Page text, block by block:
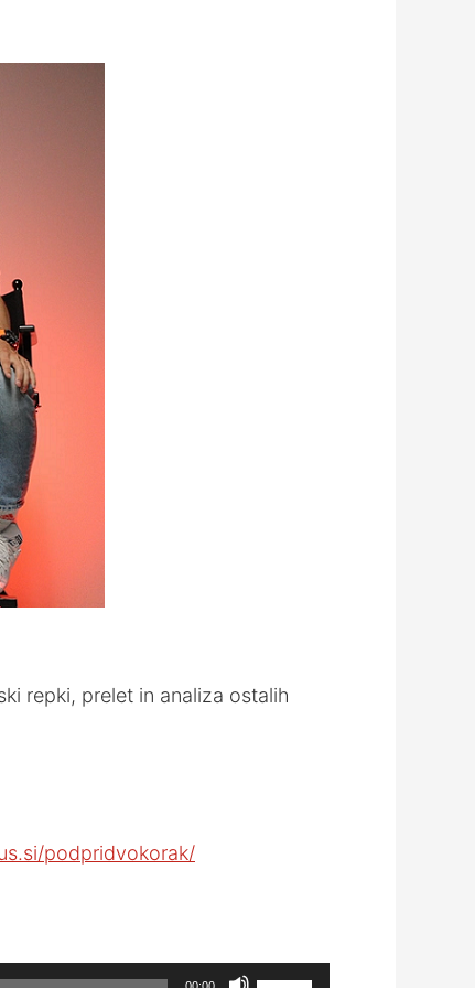
repki, prelet in analiza ostalih
podpridvokorak/
Use